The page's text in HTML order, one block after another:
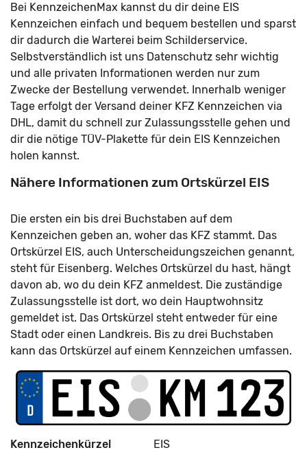
Bei KennzeichenMax kannst du dir deine EIS
Kennzeichen einfach und bequem bestellen und sparst
dir dadurch die Warterei beim Schilderservice.
Selbstverständlich ist uns Datenschutz sehr wichtig
und alle privaten Informationen werden nur zum
Zwecke der Bestellung verwendet. Innerhalb weniger
Tage erfolgt der Versand deiner KFZ Kennzeichen via
DHL, damit du schnell zur Zulassungsstelle gehen und
dir die nötige TÜV-Plakette für dein EIS Kennzeichen
holen kannst.
Nähere Informationen zum Ortskürzel EIS
Die ersten ein bis drei Buchstaben auf dem
Kennzeichen geben an, woher das KFZ stammt. Das
Ortskürzel EIS, auch Unterscheidungszeichen genannt,
steht für Eisenberg. Welches Ortskürzel du hast, hängt
davon ab, wo du dein KFZ anmeldest. Die zuständige
Zulassungsstelle ist dort, wo dein Hauptwohnsitz
gemeldet ist. Das Ortskürzel steht entweder für eine
Stadt oder einen Landkreis. Bis zu drei Buchstaben
kann das Ortskürzel auf einem Kennzeichen umfassen.
Kennzeichenkürzel EIS